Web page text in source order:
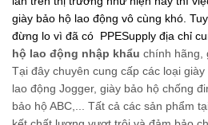
giày bảo hộ lao động vô cùng khó.
đừng lo vì đã có  PPESupply địa chỉ
hộ lao động nhập khẩu chính hãng,
Tại đây chuyên cung cấp các loại
lao động Jogger, giày bảo hộ chống
bảo hộ ABC,... Tất cả các sản phẩm
kết chất lượng vượt trội và đảm bảo